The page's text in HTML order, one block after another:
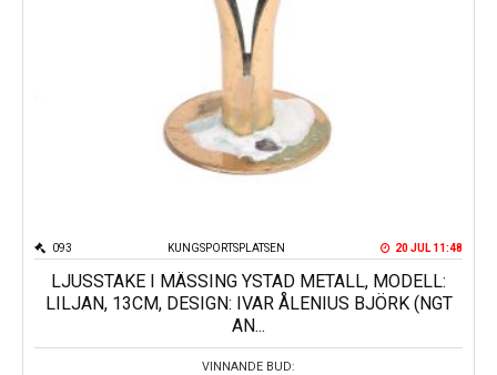
KUNGSPORTSPLATSEN
093 20 JUL 11:48
LJUSSTAKE I MÄSSING YSTAD METALL, MODELL:
LILJAN, 13CM, DESIGN: IVAR ÅLENIUS BJÖRK (NGT
AN...
VINNANDE BUD: